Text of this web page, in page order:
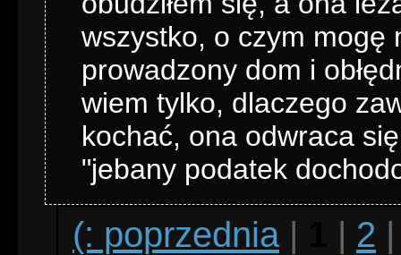
wszystko, o czym mogę
prowadzony dom i
wiem tylko, dlaczego
kochać, ona odwraca
"jebany podatek
(: poprzednia| | 2